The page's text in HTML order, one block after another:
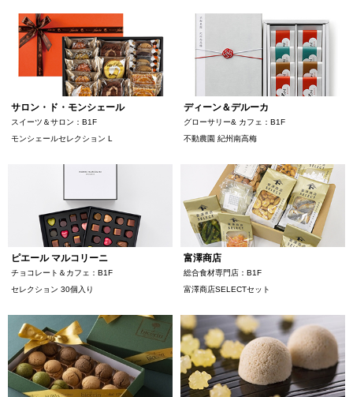
施設案内
ビル・コンセプト
展示アート
その他オフィス
Q＆A（よくあるご質問）
お問い合わせ
会員利用規約
取材・プレスリリース
店舗スタッフ募集
その他お問い合わせ一覧
よくあるご質問
サロン・ド・モンシェール
スイーツ＆サロン：B1F
モンシェールセレクション L
ディーン＆デルーカ
グローサリー& カフェ：B1F
不動農園 紀州南高梅
ピエール マルコリーニ
チョコレート＆カフェ：B1F
セレクション 30個入り
富澤商店
総合食材専門店：B1F
富澤商店SELECTセット